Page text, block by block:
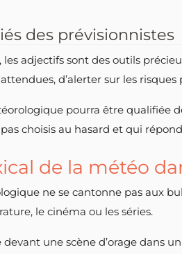
des prévisionnistes
les adjectifs sont des outils
d’alerter sur les
pourra être qualifiée
choisis au hasard et qui
de la météo
ne se cantonne pas aux
le cinéma ou les séries.
devant une scène d’orage dans